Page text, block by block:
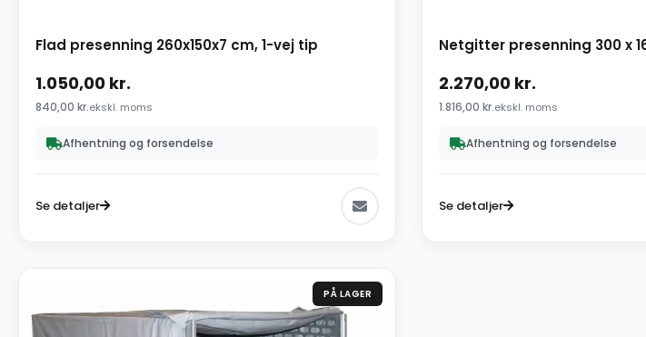
Flad presenning 260x150x7 cm, 1-vej tip
1.050,00 kr.
840,00 kr.ekskl. moms
Afhentning og forsendelse
Se detaljer
Netgitter presenning 300 x
2.270,00 kr.
1.816,00 kr.ekskl. moms
Afhentning og forsendelse
Se detaljer
PÅ LAGER